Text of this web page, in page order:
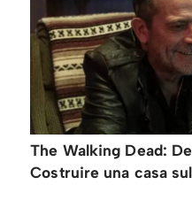
The Walking Dead:
Costruire una casa